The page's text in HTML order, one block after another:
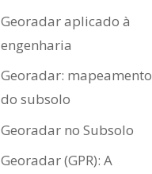
Georadar aplicado à
engenharia
Georadar: mapeamento
do subsolo
Georadar no Subsolo
Georadar (GPR): A